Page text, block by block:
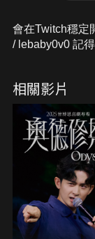
會在Twitch穩定
/ lebaby0v0 記
/ lebaby0v0
/ lebaby0v0 本
若非此窗口授
業務合作請洽
相關影片